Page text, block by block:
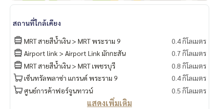
What App+6693-943-4388
LINE ID : @BPP2019
-
#Kie
สถานที่ใกล้เคียง
MRT สายสีน้ำเงิน > MRT พระราม 9
0.4 กิโลเมตร
Airport link > Airport Link มักกะสัน
0.7 กิโลเมตร
MRT สายสีน้ำเงิน > MRT เพชรบุรี
0.8 กิโลเมตร
เซ็นทรัลพลาซ่า แกรนด์ พระราม 9
0.4 กิโลเมตร
ศูนย์การค้าฟอร์จูนทาวน์
0.5 กิโลเมตร
แสดงเพิ่มเติม